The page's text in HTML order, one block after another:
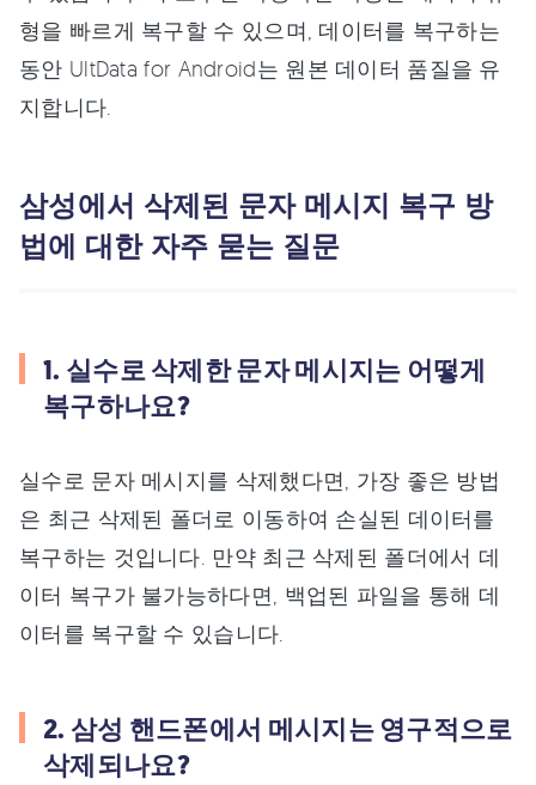
형을 빠르게 복구할 수 있으며, 데이터를 복구하는
동안 UltData for Android는 원본 데이터 품질을 유
지합니다.
삼성에서 삭제된 문자 메시지 복구 방
법에 대한 자주 묻는 질문
1. 실수로 삭제한 문자 메시지는 어떻게
복구하나요?
실수로 문자 메시지를 삭제했다면, 가장 좋은 방법
은 최근 삭제된 폴더로 이동하여 손실된 데이터를
복구하는 것입니다. 만약 최근 삭제된 폴더에서 데
이터 복구가 불가능하다면, 백업된 파일을 통해 데
이터를 복구할 수 있습니다.
2. 삼성 핸드폰에서 메시지는 영구적으로
삭제되나요?